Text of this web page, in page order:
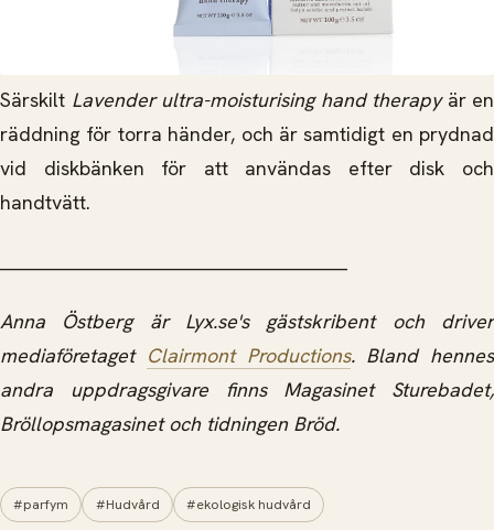
Särskilt Lavender ultra-moisturising hand therapy är en
räddning för torra händer, och är samtidigt en prydnad
vid diskbänken för att användas efter disk och
handtvätt.
Anna Östberg är Lyx.se's gästskribent och driver
mediaföretaget Clairmont Productions. Bland hennes
andra uppdragsgivare finns Magasinet Sturebadet,
Bröllopsmagasinet och tidningen Bröd.
#parfym #Hudvård #ekologisk hudvård